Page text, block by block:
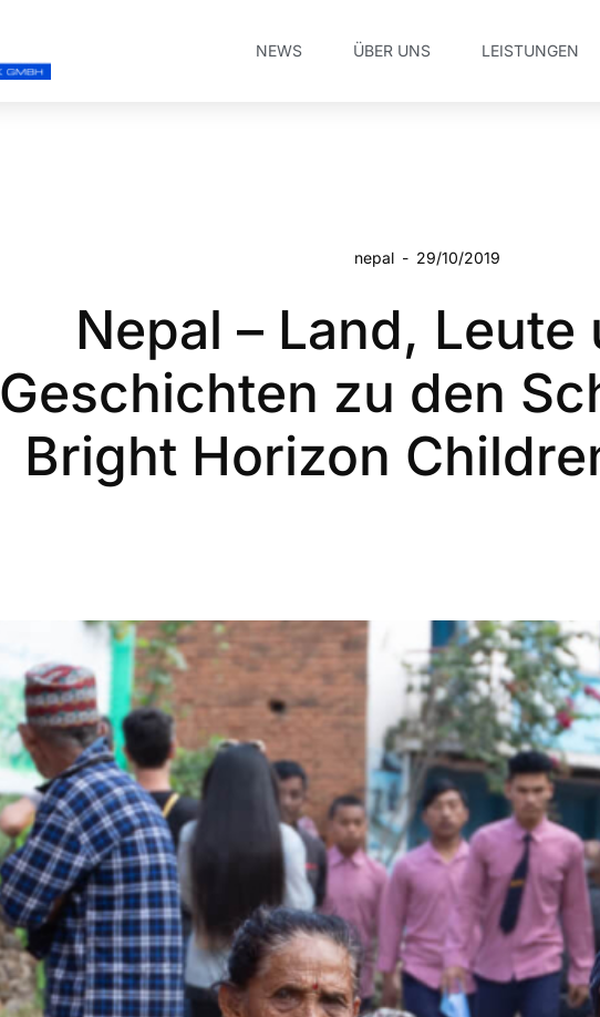
NEWS ÜBER UNS LEISTUNGEN
nepal - 29/10/2019
Nepal – Land, Leute
Geschichten zu den
Bright Horizon